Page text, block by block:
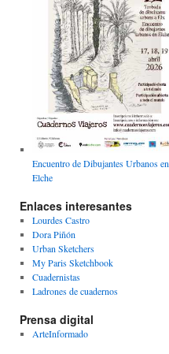
Encuentro de Dibujantes Urbanos en
Elche
Enlaces interesantes
Lourdes Castro
Dora Piñón
Urban Sketchers
My Paris Sketchbook
Cuadernistas
Ladrones de cuadernos
Prensa digital
ArteInformado